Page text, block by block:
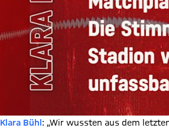
Klara Bühl : „Wir wussten aus dem